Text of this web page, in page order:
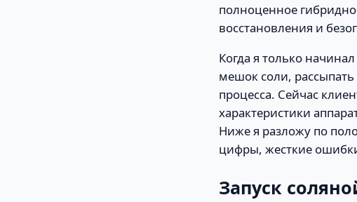
полноценное
восстановления и
Когда я только
мешок соли,
процесса. Сейчас
характеристики
Ниже я разложу по
цифры, жесткие
Запуск